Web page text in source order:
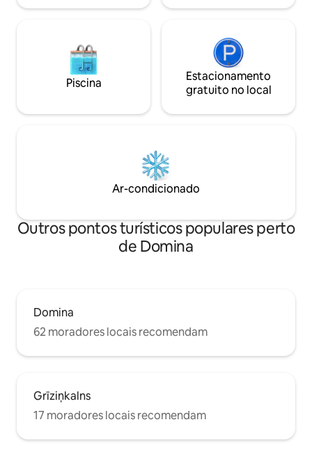
Piscina
Estacionamento
gratuito no local
Ar-condicionado
Outros pontos turísticos populares perto
de Domina
Domina
62 moradores locais recomendam
Grīziņkalns
17 moradores locais recomendam